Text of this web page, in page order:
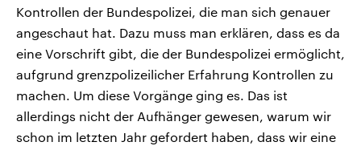
Kontrollen der Bundespolizei, die man sich genauer
angeschaut hat. Dazu muss man erklären, dass es da
eine Vorschrift gibt, die der Bundespolizei ermöglicht,
aufgrund grenzpolizeilicher Erfahrung Kontrollen zu
machen. Um diese Vorgänge ging es. Das ist
allerdings nicht der Aufhänger gewesen, warum wir
schon im letzten Jahr gefordert haben, dass wir eine